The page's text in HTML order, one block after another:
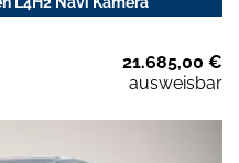
21.685,00 €
ausweisbar